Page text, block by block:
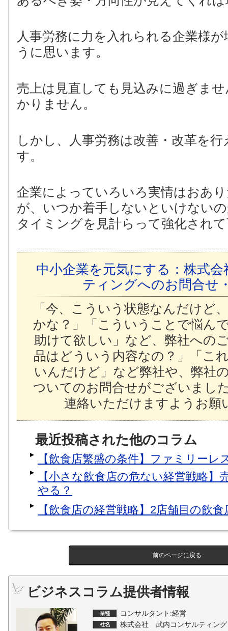
人事労務に力を入れられる企業様
うに思います。
売上は見直しても見込みに過ぎま
かりません。
しかし、人事労務は改善・改革を
す。
企業によっていろいろ実情はおあ
が、いつか着手しないといけない
タイミングを見計らって強化され
中小企業を元気にする：株式
ティングへのお問合せ
「今、こういう状態なんだけど
かな？」「こういうことで悩ん
助けて欲しい」など、弊社への
品はどういう内容なの？」「こ
いんだけど」など弊社や、弊社
ついてのお問合せがございまし
連絡いただけますようお
最近投稿された他のコラム
【飲食店繁盛の条件】ファミリーレ
【小さな飲食店の危ない経営戦略】
やる？
【飲食店の経営戦略】2店舗目の飲
前のページに戻る
ビジネスコラム提供者情報
コンサルタント:経営
株式会社 武内コンサルティング